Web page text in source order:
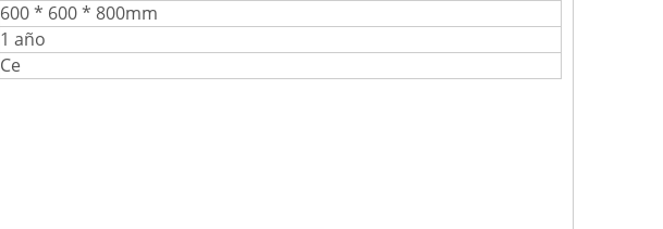
600 * 600 * 800mm
1 año
Ce